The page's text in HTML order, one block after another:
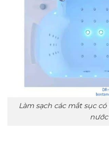
Làm sạch các mắt sục